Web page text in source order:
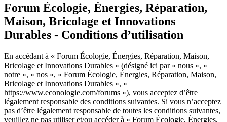
Forum Écologie, Énergies, Réparation,
Maison, Bricolage et Innovations
Durables - Conditions d’utilisation
En accédant à « Forum Écologie, Énergies, Réparation, Maison,
Bricolage et Innovations Durables » (désigné ici par « nous », «
notre », « nos », « Forum Écologie, Énergies, Réparation, Maison,
Bricolage et Innovations Durables », «
https://www.econologie.com/forums »), vous acceptez d’être
légalement responsable des conditions suivantes. Si vous n’acceptez
pas d’être légalement responsable de toutes les conditions suivantes,
veuillez ne pas utiliser et/ou accéder à « Forum Écologie, Énergies,